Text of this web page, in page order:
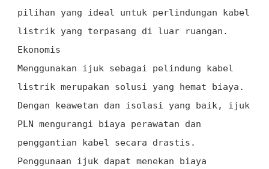
pilihan yang ideal untuk perlindungan kabel
listrik yang terpasang di luar ruangan.
Ekonomis
Menggunakan ijuk sebagai pelindung kabel
listrik merupakan solusi yang hemat biaya.
Dengan keawetan dan isolasi yang baik, ijuk
PLN mengurangi biaya perawatan dan
penggantian kabel secara drastis.
Penggunaan ijuk dapat menekan biaya